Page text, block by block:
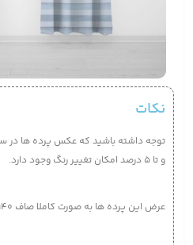
نکات
توجه داشته باشید که عکس پرده ها در
و تا 5 درصد امکان تغییر رنگ وجود دارد.
عرض این پرده ها به صورت کاملا صاف 140 سانتی متر می‌باشد.